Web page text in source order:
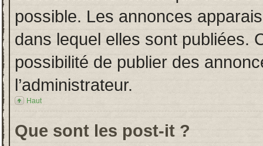
possible. Les annonces
dans lequel elles sont publiées.
possibilité de publier des
l’administrateur.
Haut
Que sont les post-it ?